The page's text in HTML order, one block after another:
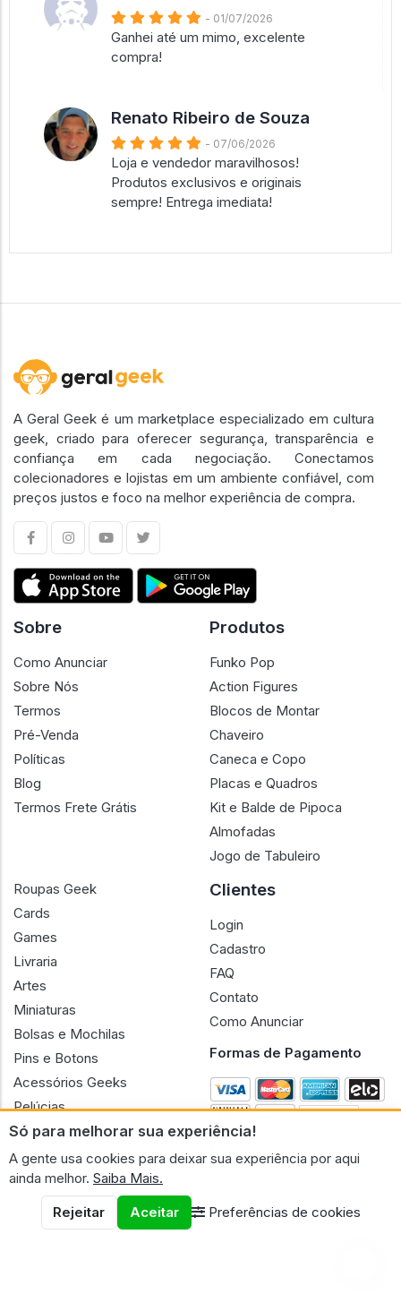
- 01/07/2026
Ganhei até um mimo, excelente
compra!
Renato Ribeiro de Souza
- 07/06/2026
Loja e vendedor maravilhosos!
Produtos exclusivos e originais
sempre! Entrega imediata!
Só para melhorar sua experiência!
A gente usa cookies para deixar sua experiência por aqui
ainda melhor. Saiba Mais.
Rejeitar
Aceitar Preferências de cookies
A Geral Geek é um marketplace especializado em cultura
geek, criado para oferecer segurança, transparência e
confiança em cada negociação. Conectamos
colecionadores e lojistas em um ambiente confiável, com
preços justos e foco na melhor experiência de compra.
Sobre
Como Anunciar
Sobre Nós
Termos
Pré-Venda
Políticas
Blog
Termos Frete Grátis
Produtos
Funko Pop
Action Figures
Blocos de Montar
Chaveiro
Caneca e Copo
Placas e Quadros
Kit e Balde de Pipoca
Almofadas
Jogo de Tabuleiro
Roupas Geek
Cards
Games
Livraria
Artes
Miniaturas
Bolsas e Mochilas
Pins e Botons
Acessórios Geeks
Pelúcias
Bonecas
Clientes
Login
Cadastro
FAQ
Contato
Como Anunciar
Formas de Pagamento